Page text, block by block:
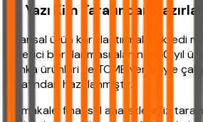
Bu Yazı Kim Tarafından
Finansal ürün karşılaştırmaları, kredi
tüketici borçlanması alanında 10 yıl
banka ürünleri ve TCMB verileriyle
tarafından hazırlanmıştır.
Bu makale, finansal analistlerimiz